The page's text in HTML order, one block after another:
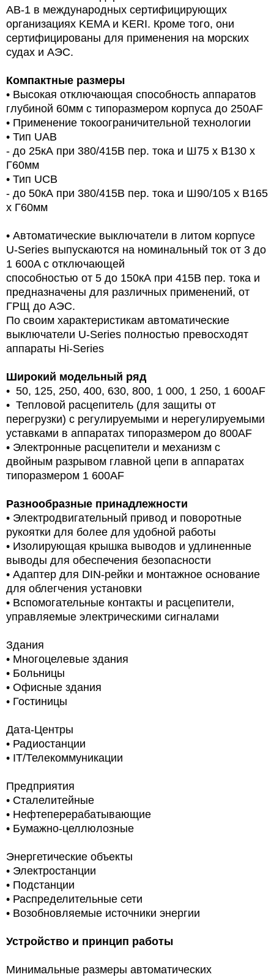
AB-1 в международных сертифицирующих
организациях KEMA и KERI. Кроме того, они
сертифицированы для применения на морских
судах и АЭС.
Компактные размеры
• Высокая отключающая способность аппаратов
глубиной 60мм с типоразмером корпуса до 250AF
• Применение токоограничительной технологии
• Тип UAB
- до 25кА при 380/415В пер. тока и Ш75 х В130 х
Г60мм
• Тип UCB
- до 50кА при 380/415В пер. тока и Ш90/105 х В165
х Г60мм
• Автоматические выключатели в литом корпусе
U-Series выпускаются на номинальный ток от 3 до
1 600A с отключающей
способностью от 5 до 150кА при 415В пер. тока и
предназначены для различных применений, от
ГРЩ до АЭС.
По своим характеристикам автоматические
выключатели U-Series полностью превосходят
аппараты Hi-Series
Широкий модельный ряд
• 50, 125, 250, 400, 630, 800, 1 000, 1 250, 1 600AF
• Тепловой расцепитель (для защиты от
перегрузки) с регулируемыми и нерегулируемыми
уставками в аппаратах типоразмером до 800AF
• Электронные расцепители и механизм с
двойным разрывом главной цепи в аппаратах
типоразмером 1 600AF
Разнообразные принадлежности
• Электродвигательный привод и поворотные
рукоятки для более для удобной работы
• Изолирующая крышка выводов и удлиненные
выводы для обеспечения безопасности
• Адаптер для DIN-рейки и монтажное основание
для облегчения установки
• Вспомогательные контакты и расцепители,
управляемые электрическими сигналами
Здания
• Многоцелевые здания
• Больницы
• Офисные здания
• Гостиницы
Дата-Центры
• Радиостанции
• IT/Телекоммуникации
Предприятия
• Сталелитейные
• Нефтеперерабатывающие
• Бумажно-целлюлозные
Энергетические объекты
• Электростанции
• Подстанции
• Распределительные сети
• Возобновляемые источники энергии
Устройство и принцип работы
Минимальные размеры автоматических